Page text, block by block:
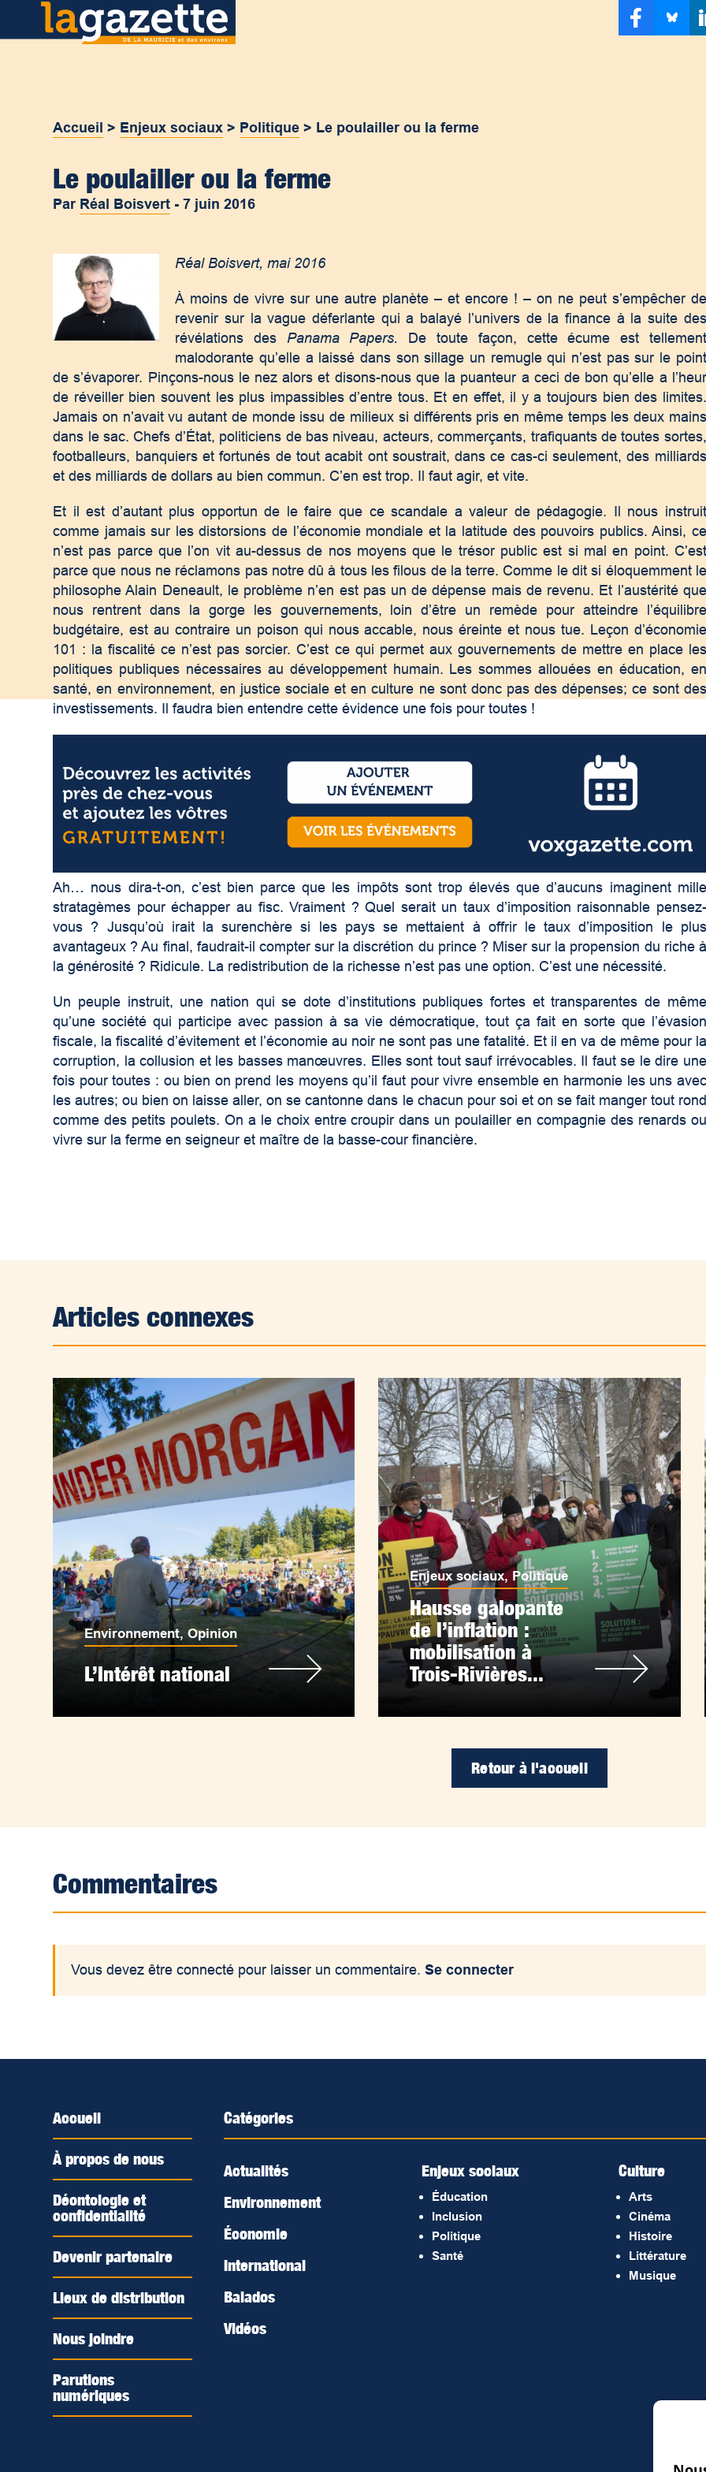
Accueil > Enjeux sociaux > Politique > Le poulailler ou la ferme
Le poulailler ou la ferme
Par Réal Boisvert -7 juin 2016
Réal Boisvert, mai 2016
À moins de vivre sur une autre planète – et encore ! – on ne peut s’empêcher de
revenir sur la vague déferlante qui a balayé l’univers de la finance à la suite des
révélations des Panama Papers.
De toute façon, cette écume est tellement
malodorante qu’elle a laissé dans son sillage un remugle qui n’est pas sur le point
de s’évaporer. Pinçons-nous le nez alors et disons-nous que la puanteur a ceci de bon qu’elle a l’heur
de réveiller bien souvent les plus impassibles d’entre tous. Et en effet, il y a toujours bien des limites.
Jamais on n’avait vu autant de monde issu de milieux si différents pris en même temps les deux mains
dans le sac. Chefs d’État, politiciens de bas niveau, acteurs, commerçants, trafiquants de toutes sortes,
footballeurs, banquiers et fortunés de tout acabit ont soustrait, dans ce cas-ci seulement, des milliards
et des milliards de dollars au bien commun. C’en est trop. Il faut agir, et vite.
Et il est d’autant plus opportun de le faire que ce scandale a valeur de pédagogie. Il nous instruit
comme jamais sur les distorsions de l’économie mondiale et la latitude des pouvoirs publics. Ainsi, ce
n’est pas parce que l’on vit au-dessus de nos moyens que le trésor public est si mal en point. C’est
parce que nous ne réclamons pas notre dû à tous les filous de la terre. Comme le dit si éloquemment le
philosophe Alain Deneault, le problème n’en est pas un de dépense mais de revenu. Et l’austérité que
nous rentrent dans la gorge les gouvernements, loin d’être un remède pour atteindre l’équilibre
budgétaire, est au contraire un poison qui nous accable, nous éreinte et nous tue. Leçon d’économie
101 : la fiscalité ce n’est pas sorcier. C’est ce qui permet aux gouvernements de mettre en place les
politiques publiques nécessaires au développement humain. Les sommes allouées en éducation, en
santé, en environnement, en justice sociale et en culture ne sont donc pas des dépenses; ce sont des
investissements. Il faudra bien entendre cette évidence une fois pour toutes !
Ah… nous dira-t-on, c’est bien parce que les impôts sont trop élevés que d’aucuns imaginent mille
stratagèmes pour échapper au fisc. Vraiment ? Quel serait un taux d’imposition raisonnable pensez-
vous ? Jusqu’où irait la surenchère si les pays se mettaient à offrir le taux d’imposition le plus
avantageux ? Au final, faudrait-il compter sur la discrétion du prince ? Miser sur la propension du riche à
la générosité ? Ridicule. La redistribution de la richesse n’est pas une option. C’est une nécessité.
Un peuple instruit, une nation qui se dote d’institutions publiques fortes et transparentes de même
qu’une société qui participe avec passion à sa vie démocratique, tout ça fait en sorte que l’évasion
fiscale, la fiscalité d’évitement et l’économie au noir ne sont pas une fatalité. Et il en va de même pour la
corruption, la collusion et les basses manœuvres. Elles sont tout sauf irrévocables. Il faut se le dire une
fois pour toutes : ou bien on prend les moyens qu’il faut pour vivre ensemble en harmonie les uns avec
les autres; ou bien on laisse aller, on se cantonne dans le chacun pour soi et on se fait manger tout rond
comme des petits poulets. On a le choix entre croupir dans un poulailler en compagnie des renards ou
vivre sur la ferme en seigneur et maître de la basse-cour financière.
Articles connexes
Environnement,Opinion
L’Intérêt national
Enjeux sociaux, Politique
Hausse galopante
de l’inflation :
mobilisation à
Trois-Rivières...
Retour à l'accueil
Commentaires
Vous devez être connecté pour laisser un commentaire.Se connecter
Accueil
À propos de nous
Déontologie et
confidentialité
Devenir partenaire
Lieux de distribution
Nous joindre
Parutions
numériques
Catégories
Actualités
Environnement
Économie
International
Balados
Vidéos
Enjeux sociaux
Éducation
Inclusion
Politique
Santé
Culture
Arts
Cinéma
Histoire
Littérature
Musique